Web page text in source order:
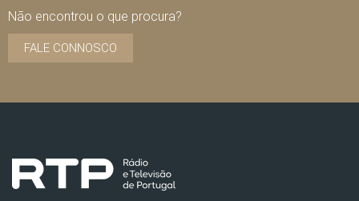
Não encontrou o que procura?
FALE CONNOSCO